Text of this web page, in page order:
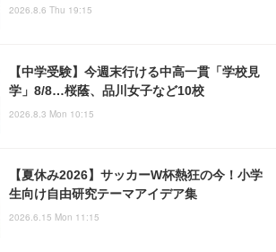
2026.8.6 Thu 19:15
【中学受験】今週末行ける中高一貫「学校見
学」8/8…桜蔭、品川女子など10校
2026.8.3 Mon 10:15
【夏休み2026】サッカーW杯熱狂の今！小学
生向け自由研究テーマアイデア集
2026.6.15 Mon 11:15